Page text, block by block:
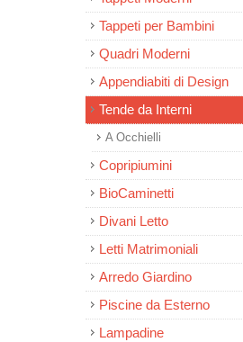
Tappeti per Bambini
Quadri Moderni
Appendiabiti di Design
Tende da Interni
A Occhielli
Copripiumini
BioCaminetti
Divani Letto
Letti Matrimoniali
Arredo Giardino
Piscine da Esterno
Lampadine